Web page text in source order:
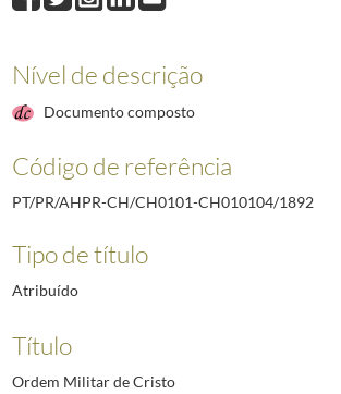
Nível de descrição
Documento composto
Código de referência
PT/PR/AHPR-CH/CH0101-CH010104/1892
Tipo de título
Atribuído
Título
Ordem Militar de Cristo